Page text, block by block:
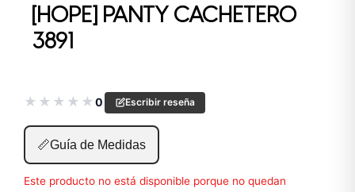
[HOPE] PANTY CACHETERO
3891
★ ★ ★ ★ ★0 Escribir reseña
📏Guía de Medidas
Este producto no está disponible porque no quedan